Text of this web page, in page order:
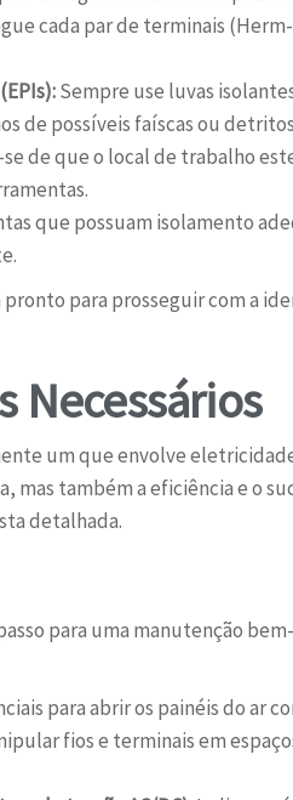
cada par de terminais
Sempre use luvas
de possíveis faíscas ou
de que o local de trabalho
que possuam isolamento
para prosseguir com a
Necessários
um que envolve
mas também a eficiência e o
detalhada.
para uma manutenção
para abrir os painéis do ar
fios e terminais em